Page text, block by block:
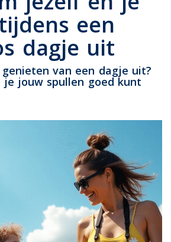
een
dagje uit
van een dagje uit?
je jouw spullen goed kunt